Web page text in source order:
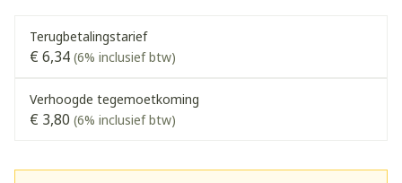
Terugbetalingstarief
€ 6,34 (6% inclusief btw)
Verhoogde tegemoetkoming
€ 3,80 (6% inclusief btw)